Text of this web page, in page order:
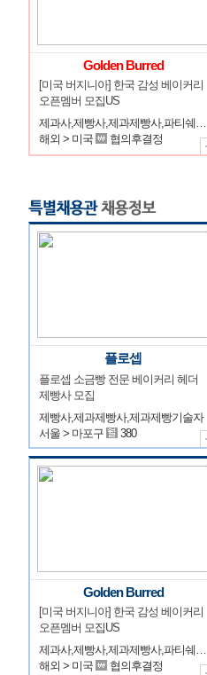
Golden Burred
[미국 버지니아] 한국 감성 베이커리
오픈멤버 모집US
제과사,제빵사,제과제빵사,파티쉐(파티시에),케익디자이너
해외 > 미국
협의후결정
플로셉
플로셉 소금빵 전문 베이커리 헤더
제빵사 모집
제빵사,제과제빵사,제과제빵기술자
서울 > 마포구
380
Golden Burred
[미국 버지니아] 한국 감성 베이커리
오픈멤버 모집US
제과사,제빵사,제과제빵사,파티쉐(파티시에),케익디자이너
해외 > 미국
협의후결정